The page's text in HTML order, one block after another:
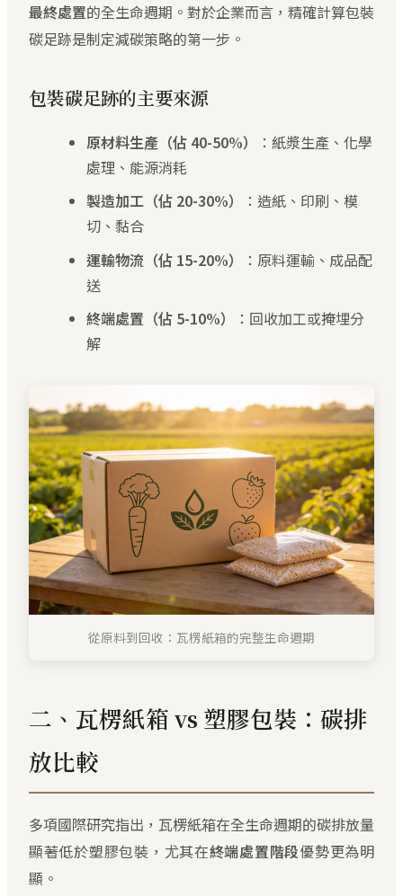
最終處置的全生命週期。對於企業而言，精確計算包裝
碳足跡是制定減碳策略的第一步。
包裝碳足跡的主要來源
原材料生產（佔 40-50%）
：紙漿生產、化學
處理、能源消耗
製造加工（佔 20-30%）
：造紙、印刷、模
切、黏合
運輸物流（佔 15-20%）
：原料運輸、成品配
送
終端處置（佔 5-10%）
：回收加工或掩埋分
解
從原料到回收：瓦楞紙箱的完整生命週期
二、瓦楞紙箱 vs 塑膠包裝：碳排
放比較
多項國際研究指出，瓦楞紙箱在全生命週期的碳排放量
顯著低於塑膠包裝，尤其在終端處置階段優勢更為明
顯。